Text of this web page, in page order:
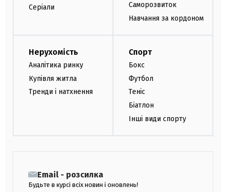
Серіали
Саморозвиток
Навчання за кордоном
Нерухомість
Аналітика ринку
Купівля житла
Тренди і натхнення
Спорт
Бокс
Футбол
Теніс
Біатлон
Інші види спорту
Email - розсилка
Будьте в курсі всіх новин і оновлень!